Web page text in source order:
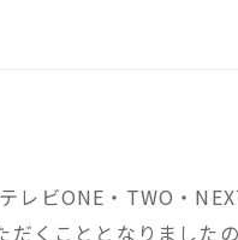
レビONE・TWO・
くこととなりました